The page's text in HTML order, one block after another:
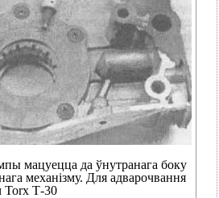
мацуецца да ўнутранага боку
механізму. Для адварочвання
Torx Т-30